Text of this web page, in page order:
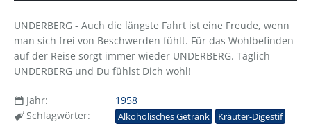
UNDERBERG - Auch die längste Fahrt ist eine Freude, wenn
man sich frei von Beschwerden fühlt. Für das Wohlbefinden
auf der Reise sorgt immer wieder UNDERBERG. Täglich
UNDERBERG und Du fühlst Dich wohl!
Jahr:
1958
Schlagwörter:
Alkoholisches Getränk Kräuter-Digestif